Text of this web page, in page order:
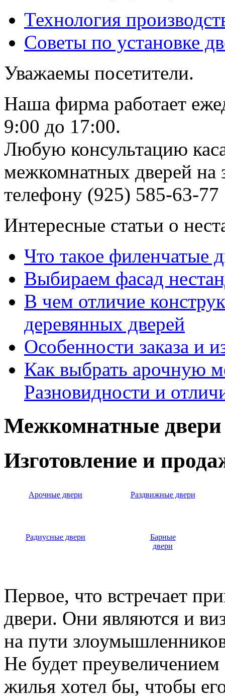
Технология
Советы по установке
Уважаемы посетители.
Наша фирма работает
9:00 до 17:00.
Любую консультацию
межкомнатных дверей на
телефону (925) 585-63-77
Интересные статьи о
Что такое филенчатые
Выбираем фасад
В чем отличие
деревянных дверей
Особенности заказа и
Как выбрать арочную
Разновидности и
Межкомнатные двери
Изготовление и
Арочные двери Раздвижные двери
Радиусные двери
Барные
двери
Первое, что встречает
двери. Они являются и
на пути
Не будет
жилья хотел бы, чтобы